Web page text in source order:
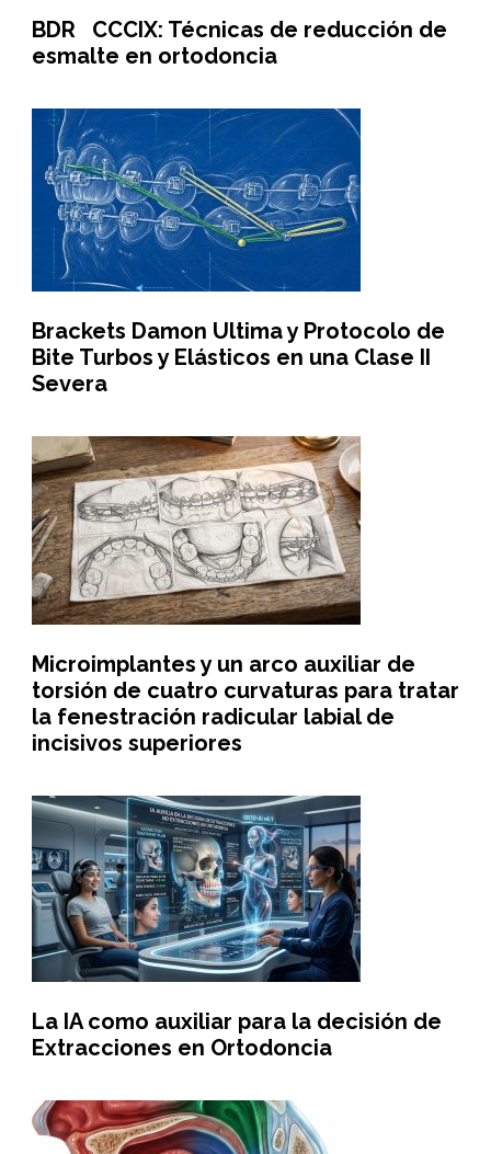
BDR CCCIX: Técnicas de reducción de
esmalte en ortodoncia
Brackets Damon Ultima y Protocolo de
Bite Turbos y Elásticos en una Clase II
Severa
Microimplantes y un arco auxiliar de
torsión de cuatro curvaturas para tratar
la fenestración radicular labial de
incisivos superiores
La IA como auxiliar para la decisión de
Extracciones en Ortodoncia